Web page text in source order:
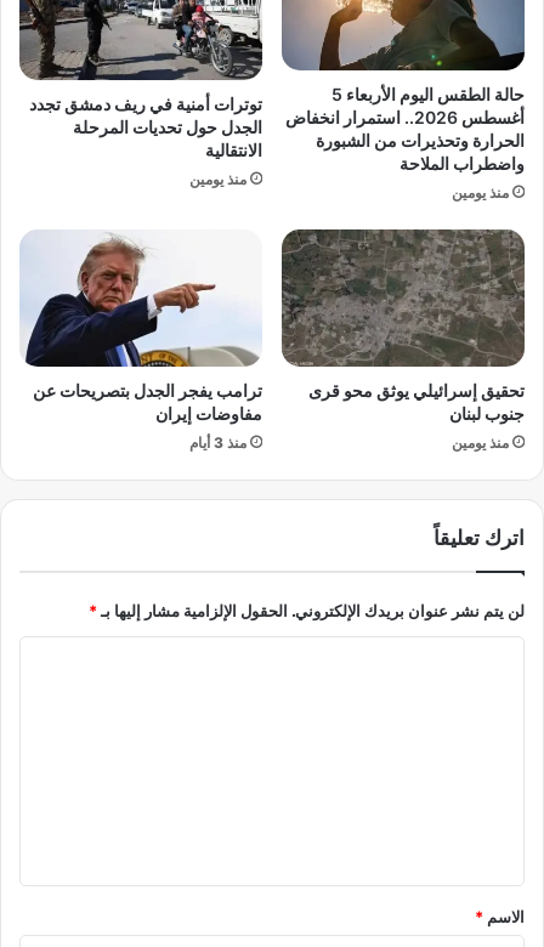
ك
ي
ر
ة
…
د
ع
م
غ
ب
ا
س
ب
ت
2
م
ا
ر
س
0
2
6
حالة الطقس اليوم الأربعاء 5
أغسطس 2026.. استمرار انخفاض
الحرارة وتحذيرات من الشبورة
واضطراب الملاحة
منذ يومين
توترات أمنية في ريف دمشق تجدد
الجدل حول تحديات المرحلة
الانتقالية
منذ يومين
تحقيق إسرائيلي يوثق محو قرى
جنوب لبنان
منذ يومين
ترامب يفجر الجدل بتصريحات عن
مفاوضات إيران
منذ 3 أيام
اترك تعليقاً
لن يتم نشر عنوان بريدك الإلكتروني. الحقول الإلزامية مشار إليها بـ*
*
الاسم *